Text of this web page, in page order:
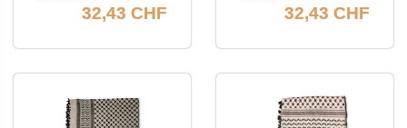
32,43 CHF 32,43 CHF